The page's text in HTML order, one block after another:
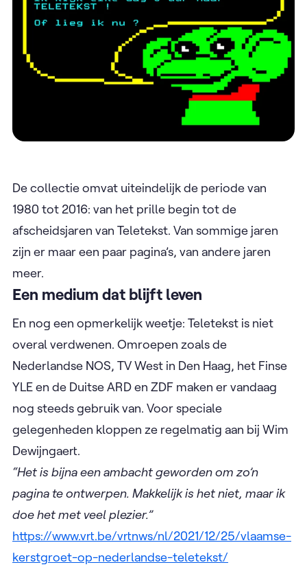
De collectie omvat uiteindelijk de periode van
1980 tot 2016: van het prille begin tot de
afscheidsjaren van Teletekst. Van sommige jaren
zijn er maar een paar pagina’s, van andere jaren
meer.
Een medium dat blijft leven
En nog een opmerkelijk weetje: Teletekst is niet
overal verdwenen. Omroepen zoals de
Nederlandse NOS, TV West in Den Haag, het Finse
YLE en de Duitse ARD en ZDF maken er vandaag
nog steeds gebruik van. Voor speciale
gelegenheden kloppen ze regelmatig aan bij Wim
Dewijngaert.
“Het is bijna een ambacht geworden om zo’n
pagina te ontwerpen. Makkelijk is het niet, maar ik
doe het met veel plezier.”
https://www.vrt.be/vrtnws/nl/2021/12/25/vlaamse-
kerstgroet-op-nederlandse-teletekst/